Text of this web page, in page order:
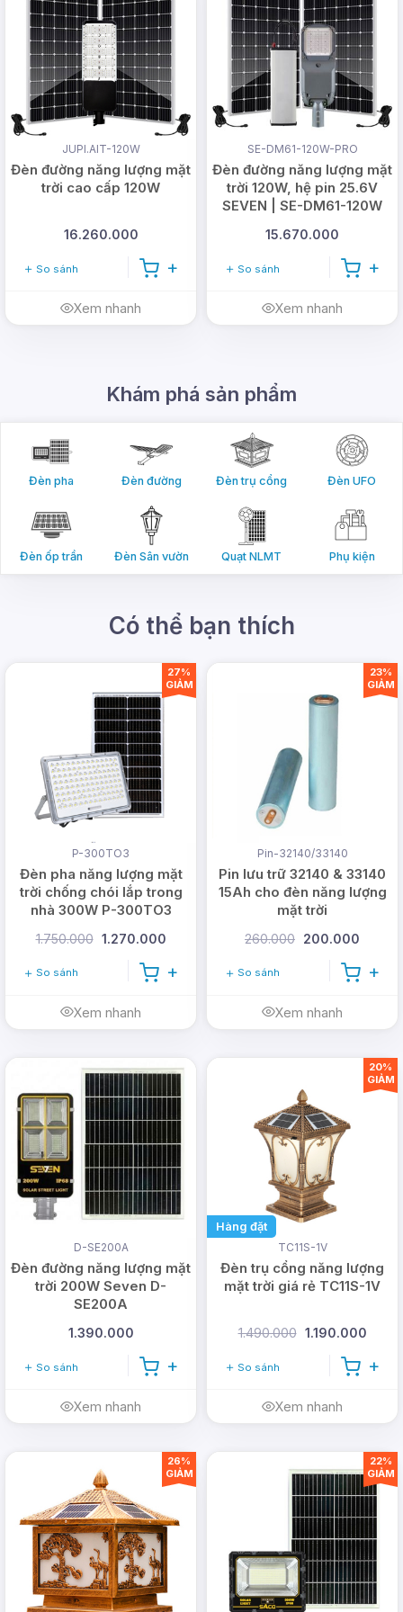
Web: www.dmtsolar.com -
www.dmtsolar.vn
JUPI.AIT-120W
Đèn đường năng lượng mặt
trời cao cấp 120W
16.260.000
So sánh
Xem nhanh
SE-DM61-120W-PRO
Đèn đường năng lượng mặt
trời 120W, hệ pin 25.6V
SEVEN | SE-DM61-120W
15.670.000
So sánh
Xem nhanh
Khám phá sản phẩm
Đèn pha Đèn đường Đèn trụ cổng Đèn UFO
Đèn ốp trần Đèn Sân vườn Quạt NLMT Phụ kiện
Có thể bạn thích
P-300TO3
Đèn pha năng lượng mặt
trời chống chói lắp trong
nhà 300W P-300TO3
1.750.000 1.270.000
So sánh
Xem nhanh
27%
GIẢM
Pin-32140/33140
Pin lưu trữ 32140 & 33140
15Ah cho đèn năng lượng
mặt trời
260.000 200.000
So sánh
Xem nhanh
23%
GIẢM
D-SE200A
Đèn đường năng lượng mặt
trời 200W Seven D-
SE200A
1.390.000
So sánh
Xem nhanh
Hàng đặt
TC11S-1V
Đèn trụ cổng năng lượng
mặt trời giá rẻ TC11S-1V
1.490.000 1.190.000
So sánh
Xem nhanh
20%
GIẢM
26%
GIẢM
22%
GIẢM